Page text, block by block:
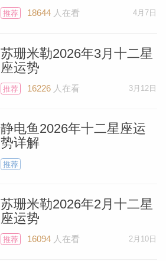
个人资
推荐 18644人在看 4月7日
苏珊米勒2026年3月十二星
座运势
推荐 16226人在看 3月12日
静电鱼2026年十二星座运
势详解
推荐
苏珊米勒2026年2月十二星
座运势
推荐 16094人在看 2月10日